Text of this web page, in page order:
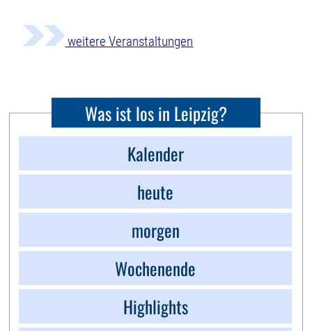
weitere Veranstaltungen
Was ist los in Leipzig?
Kalender
heute
morgen
Wochenende
Highlights